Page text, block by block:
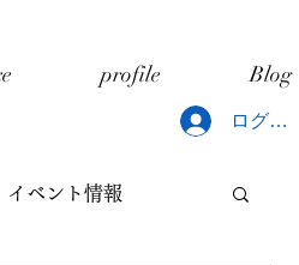
profile Blog
ログイン
イベント情報